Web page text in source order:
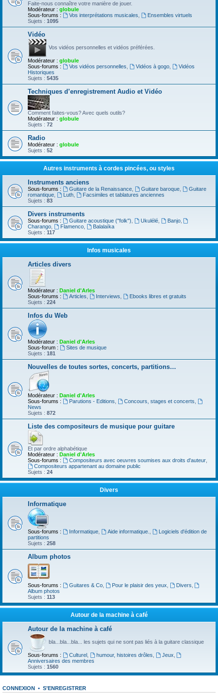
Faite-nous connaître votre manière de jouer.
Modérateur : globule
Sous-forums :
Vos interprétations musicales
Ensembles virtuels
Sujets : 1095
Vidéo
Vos vidéos personnelles et vidéos préférées.
Modérateur : globule
Sous-forums :
Vos vidéos personnelles Vidéos à gogo,
Vidéos
Historiques
Sujets : 5435
Techniques d’enregistrement Audio et Vidéo
Comment faites-vous? Avec quels outils?
Modérateur : globule
Sujets : 72
Radio
Modérateur : globule
Sujets : 52
Autres instruments à cordes pincées, ou styles
Instruments anciens
Sous-forums : Guitare de la Renaissance, Guitare baroque,
Guitare
romantique
Luth,
Facsimiles et tablatures anciennes
Sujets : 83
Divers instruments
Sous-forums : Guitare acoustique ("folk") Ukulélé, Banjo,
Charango
Flamenco,
Balalaïka
Sujets : 117
Infos musicales
Articles divers
Modérateur : Daniel d'Arles
Sous-forums :
Articles Interviews
Ebooks libres et gratuits
Sujets : 224
Infos du Web
Modérateur : Daniel d'Arles
Sous-forum :
Sites de musique
Sujets : 181
Nouvelles de toutes sortes, concerts, partitions…
Modérateur : Daniel d'Arles
Sous-forums :
Parutions - Editions Concours, stages et concerts
News
Sujets : 872
Liste des compositeurs de musique pour guitare
Et par ordre alphabétique
Modérateur : Daniel d'Arles
Sous-forums :
Compositeurs avec oeuvres soumises aux droits d'auteur,
Compositeurs appartenant au domaine public
Sujets : 24
Divers
Informatique
Sous-forums : Informatique, Aide informatique.
Logiciels d'édition de
partitions
Sujets : 258
Album photos
Sous-forums : Guitares & Co, Pour le plaisir des yeux Divers
Album photos
Sujets : 113
Autour de la machine à café
Autour de la machine à café
bla...bla...bla... les sujets qui ne sont pas liés à la guitare classique
Sous-forums : Culturel, humour, histoires drôles Jeux
Anniversaires des membres
Sujets : 1560
CONNEXION • S’ENREGISTRER